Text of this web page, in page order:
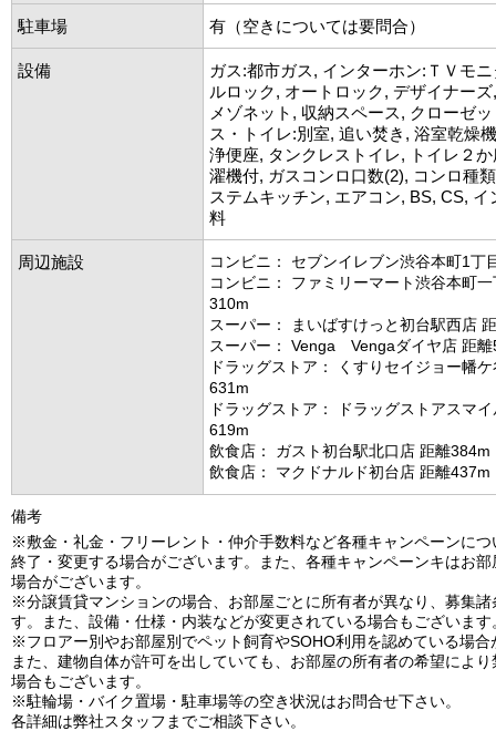
駐車場 有（空きについては要問合）
設備
ガス:都市ガス, インターホン:ＴＶモ
ルロック, オートロック, デザイナー
メゾネット, 収納スペース, クローゼ
ス・トイレ:別室, 追い焚き, 浴室乾燥
浄便座, タンクレストイレ, トイレ２
濯機付, ガスコンロ口数(2), コンロ種
ステムキッチン, エアコン, BS, CS, イ
料
周辺施設
コンビニ： セブンイレブン渋谷本町1丁
コンビニ： ファミリーマート渋谷本町
310m
スーパー： まいばすけっと初台駅西店
スーパー： Venga Vengaダイヤ店 距
ドラッグストア： くすりセイジョー幡
631m
ドラッグストア： ドラッグストアスマ
619m
飲食店： ガスト初台駅北口店 距離384m
飲食店： マクドナルド初台店 距離437m
備考
※敷金・礼金・フリーレント・仲介手数料など各種キャンペーンにつ
終了・変更する場合がございます。また、各種キャンペーンキはお
場合がございます。
※分譲賃貸マンションの場合、お部屋ごとに所有者が異なり、募集諸
す。また、設備・仕様・内装などが変更されている場合もございます
※フロアー別やお部屋別でペット飼育やSOHO利用を認めている場合
また、建物自体が許可を出していても、お部屋の所有者の希望によ
場合もございます。
※駐輪場・バイク置場・駐車場等の空き状況はお問合せ下さい。
各詳細は弊社スタッフまでご相談下さい。